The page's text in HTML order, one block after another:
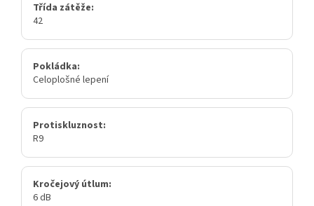
Třída zátěže:
42
Pokládka:
Celoplošné lepení
Protiskluznost:
R9
Kročejový útlum:
6 dB